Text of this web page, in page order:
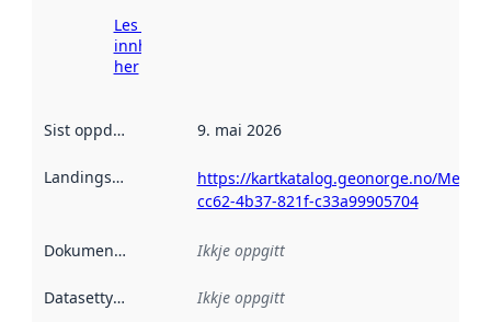
Les meir om
innhenting
her
Sist oppdatert 9. mai 2026
Landingsside
https://kartkatalog.geonorge.no/
cc62-4b37-821f-c33a99905704
Dokumentasjon Ikkje oppgitt
Datasettype Ikkje oppgitt